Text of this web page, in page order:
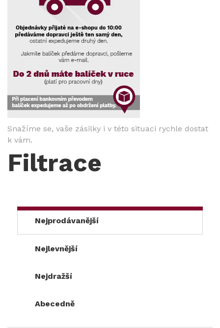
Snažíme se, vaše zásilky i v této situaci rychle dostat
k vám.
Filtrace
Nejprodávanější
Nejlevnější
Nejdražší
Abecedně